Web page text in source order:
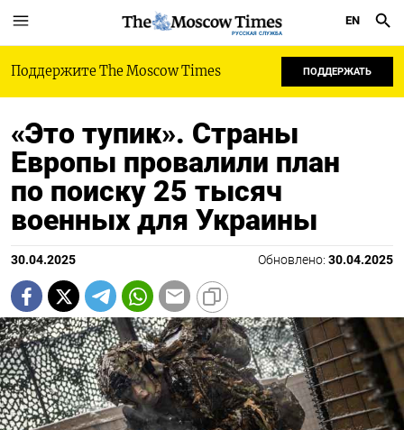
РУССКАЯ СЛУЖБА
EN
Поддержите The Moscow Times ПОДДЕРЖАТЬ
«Это тупик». Страны
Европы провалили план
по поиску 25 тысяч
военных для Украины
30.04.2025 Обновлено: 30.04.2025